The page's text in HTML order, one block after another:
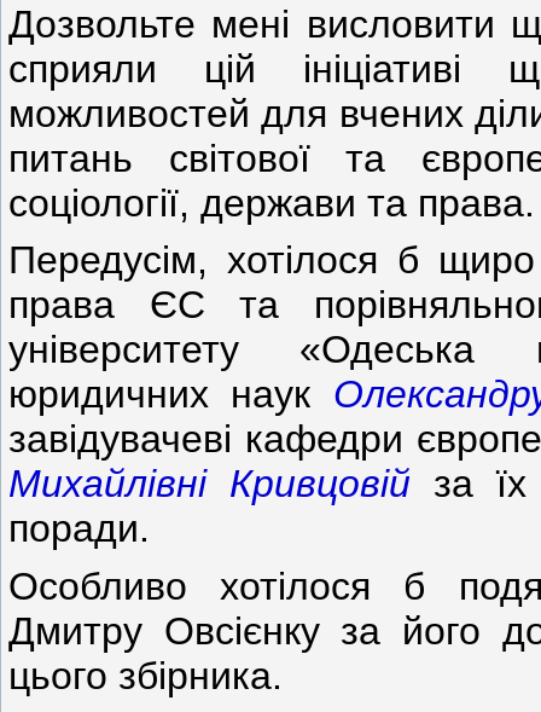
Дозвольте мені висловити
сприяли цій ініціативі
можливостей для вчених
питань світової та
соціології, держави та права.
Передусім, хотілося б
права ЄС та
університету
юридичних наук
завідувачеві кафедри
Михайлівні Кривцовій за
поради.
Особливо хотілося б
Дмитру Овсієнку за його
цього збірника.